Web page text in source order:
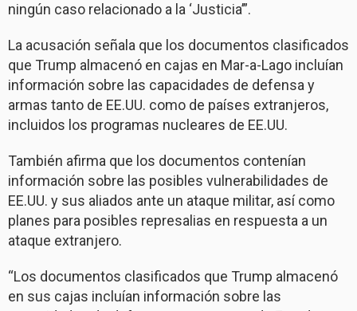
ningún caso relacionado a la ‘Justicia’”.
La acusación señala que los documentos clasificados
que Trump almacenó en cajas en Mar-a-Lago incluían
información sobre las capacidades de defensa y
armas tanto de EE.UU. como de países extranjeros,
incluidos los programas nucleares de EE.UU.
También afirma que los documentos contenían
información sobre las posibles vulnerabilidades de
EE.UU. y sus aliados ante un ataque militar, así como
planes para posibles represalias en respuesta a un
ataque extranjero.
“Los documentos clasificados que Trump almacenó
en sus cajas incluían información sobre las